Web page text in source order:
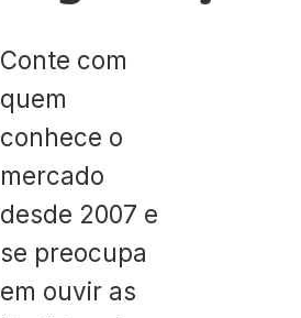
Conte com
quem
conhece o
mercado
desde 2007 e
se preocupa
em ouvir as